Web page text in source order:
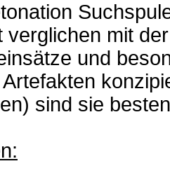
verglichen mit
und
sind sie